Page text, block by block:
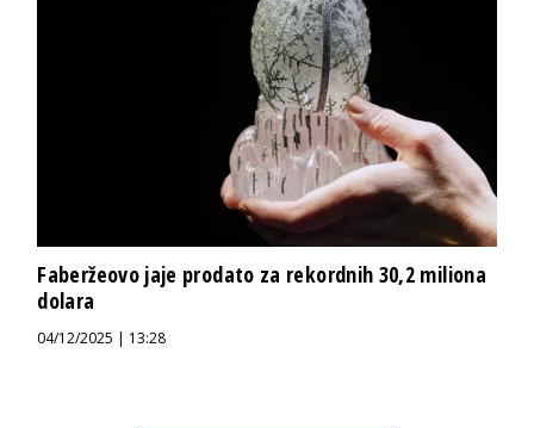
Faberžeovo jaje prodato za rekordnih 30,2 miliona
dolara
04/12/2025 | 13:28